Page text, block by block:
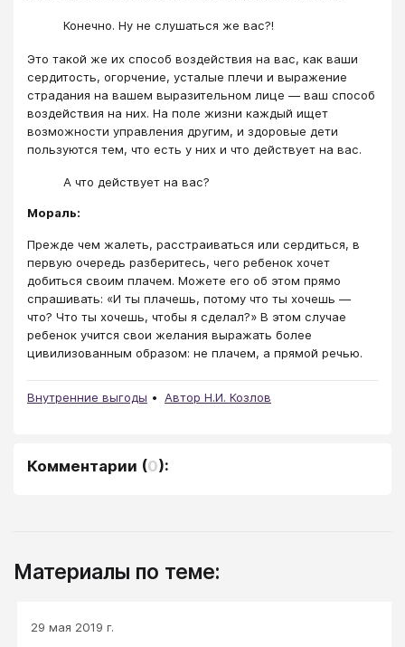
Конечно. Ну не слушаться же вас?!
Это такой же их способ воздействия на вас, как ваши
сердитость, огорчение, усталые плечи и выражение
страдания на вашем выразительном лице — ваш способ
воздействия на них. На поле жизни каждый ищет
возможности управления другим, и здоровые дети
пользуются тем, что есть у них и что действует на вас.
А что действует на вас?
Мораль:
Прежде чем жалеть, расстраиваться или сердиться, в
первую очередь разберитесь, чего ребенок хочет
добиться своим плачем. Можете его об этом прямо
спрашивать: «И ты плачешь, потому что ты хочешь —
что? Что ты хочешь, чтобы я сделал?» В этом случае
ребенок учится свои желания выражать более
цивилизованным образом: не плачем, а прямой речью.
Внутренние выгоды Автор Н.И. Козлов
Комментарии (0):
Материалы по теме:
29 мая 2019 г.